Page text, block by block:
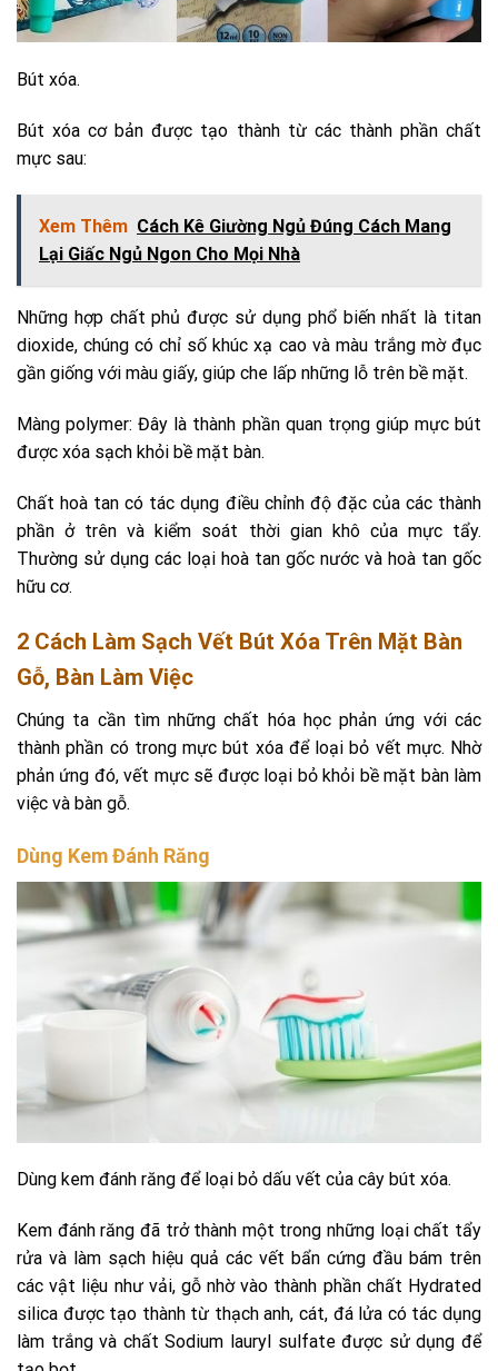
Bút xóa.
Bút xóa cơ bản được tạo thành từ các thành phần chất
mực sau:
Xem Thêm Cách Kê Giường Ngủ Đúng Cách Mang
Lại Giấc Ngủ Ngon Cho Mọi Nhà
Những hợp chất phủ được sử dụng phổ biến nhất là titan
dioxide, chúng có chỉ số khúc xạ cao và màu trắng mờ đục
gần giống với màu giấy, giúp che lấp những lỗ trên bề mặt.
Màng polymer: Đây là thành phần quan trọng giúp mực bút
được xóa sạch khỏi bề mặt bàn.
Chất hoà tan có tác dụng điều chỉnh độ đặc của các thành
phần ở trên và kiểm soát thời gian khô của mực tẩy.
Thường sử dụng các loại hoà tan gốc nước và hoà tan gốc
hữu cơ.
2 Cách Làm Sạch Vết Bút Xóa Trên Mặt Bàn
Gỗ, Bàn Làm Việc
Chúng ta cần tìm những chất hóa học phản ứng với các
thành phần có trong mực bút xóa để loại bỏ vết mực. Nhờ
phản ứng đó, vết mực sẽ được loại bỏ khỏi bề mặt bàn làm
việc và bàn gỗ.
Dùng Kem Đánh Răng
Dùng kem đánh răng để loại bỏ dấu vết của cây bút xóa.
Kem đánh răng đã trở thành một trong những loại chất tẩy
rửa và làm sạch hiệu quả các vết bẩn cứng đầu bám trên
các vật liệu như vải, gỗ nhờ vào thành phần chất Hydrated
silica được tạo thành từ thạch anh, cát, đá lửa có tác dụng
làm trắng và chất Sodium lauryl sulfate được sử dụng để